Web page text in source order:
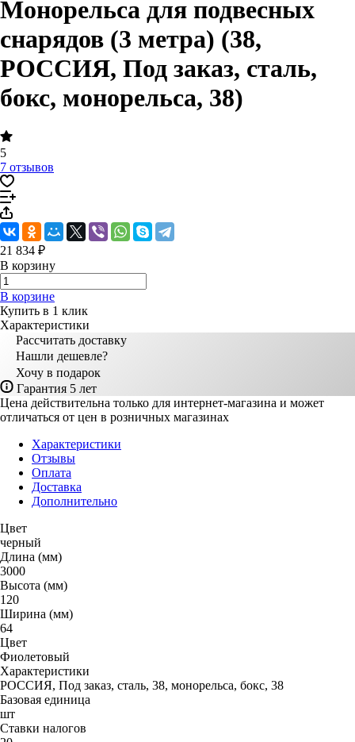
Монорельса для подвесных
снарядов (3 метра) (38,
РОССИЯ, Под заказ, сталь,
бокс, монорельса, 38)
5
7 отзывов
21 834 ₽
В корзину
В корзине
Купить в 1 клик
Характеристики
Рассчитать доставку
Нашли дешевле?
Хочу в подарок
Гарантия 5 лет
Цена действительна только для интернет-магазина и может
отличаться от цен в розничных магазинах
Характеристики
Отзывы
Оплата
Доставка
Дополнительно
Цвет
черный
Длина (мм)
3000
Высота (мм)
120
Ширина (мм)
64
Цвет
Фиолетовый
Характеристики
РОССИЯ, Под заказ, сталь, 38, монорельса, бокс, 38
Базовая единица
шт
Ставки налогов